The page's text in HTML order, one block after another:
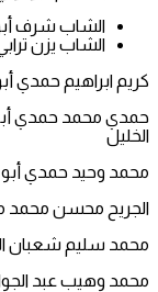
الشاب شرف
الشاب يزن
كريم ابراهيم حمدي
حمدي محمد حمدي
الخليل
محمد وحيد حمدي أبو
الجريح محسن محمد
محمد سليم شعبان
محمد وهيب عبد